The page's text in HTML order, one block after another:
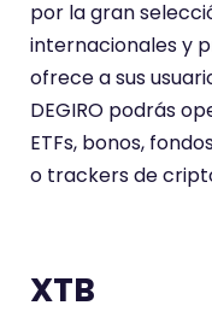
e
por la gran
internacionales y
ofrece a sus
DEGIRO podrás
ETFs, bonos,
o trackers de
XTB